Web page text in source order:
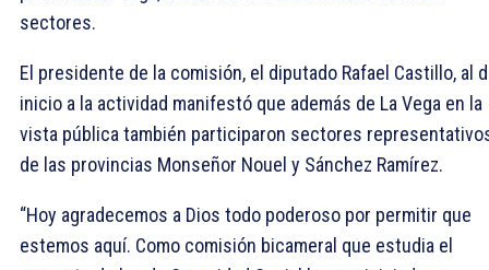
sectores.
El presidente de la comisión, el diputado Rafael Castillo, al
inicio a la actividad manifestó que además de La Vega en la
vista pública también participaron sectores
de las provincias Monseñor Nouel y Sánchez Ramírez.
“Hoy agradecemos a Dios todo poderoso por permitir que
estemos aquí. Como comisión bicameral que estudia el